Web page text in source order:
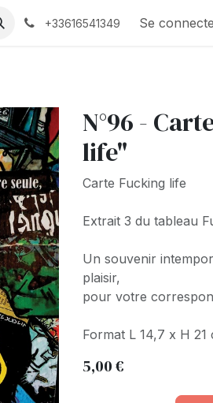
+33616541349 Se
N°96 -
life"
Carte Fucking life
Extrait 3 du tableau
Un souvenir
plaisir,
pour votre
Format L 14,7 x H 21
5,00€